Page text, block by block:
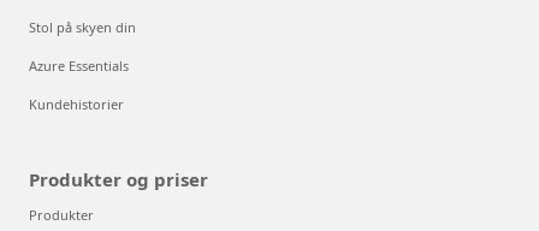
Stol på skyen din
Azure Essentials
Kundehistorier
Produkter og priser
Produkter